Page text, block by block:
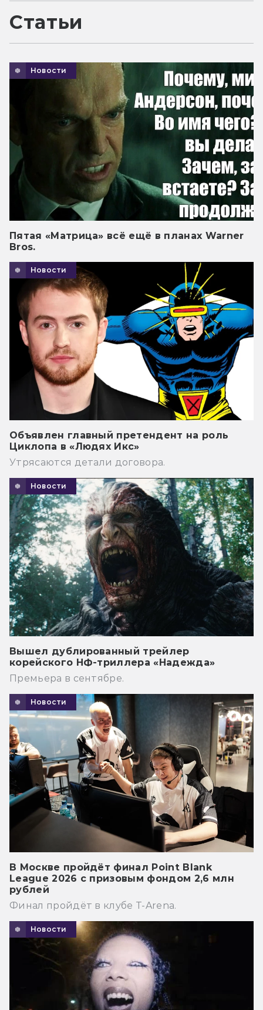
Статьи
Новости
Пятая «Матрица» всё ещё в планах Warner
Bros.
Новости
Объявлен главный претендент на роль
Циклопа в «Людях Икс»
Утрясаются детали договора.
Новости
Вышел дублированный трейлер
корейского НФ-триллера «Надежда»
Премьера в сентябре.
Новости
В Москве пройдёт финал Point Blank
League 2026 с призовым фондом 2,6 млн
рублей
Финал пройдёт в клубе T-Arena.
Новости